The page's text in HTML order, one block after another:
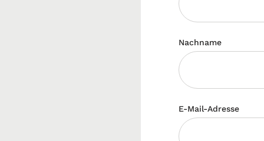
Nachname
E-Mail-Adresse